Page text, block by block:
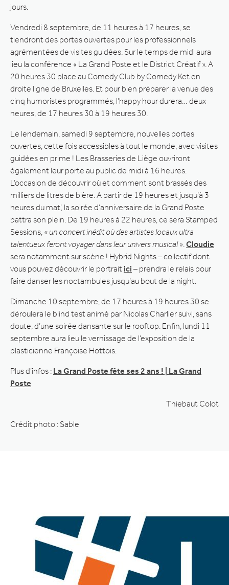
jours.
Vendredi 8 septembre, de 11 heures à 17 heures, se
tiendront des portes ouvertes pour les professionnels
agrémentées de visites guidées. Sur le temps de midi aura
lieu la conférence « La Grand Poste et le District Créatif ». A
20 heures 30 place au Comedy Club by Comedy Ket en
droite ligne de Bruxelles. Et pour bien préparer la venue des
cinq humoristes programmés, l’happy hour durera… deux
heures, de 17 heures 30 à 19 heures 30.
Le lendemain, samedi 9 septembre, nouvelles portes
ouvertes, cette fois accessibles à tout le monde, avec visites
guidées en prime ! Les Brasseries de Liège ouvriront
également leur porte au public de midi à 16 heures.
L’occasion de découvrir où et comment sont brassés des
milliers de litres de bière. A partir de 19 heures et jusqu’à 3
heures du mat’, la soirée d’anniversaire de la Grand Poste
battra son plein. De 19 heures à 22 heures, ce sera Stamped
Sessions, « un concert inédit où des artistes locaux ultra
talentueux feront voyager dans leur univers musical » Cloudie
sera notamment sur scène ! Hybrid Nights – collectif dont
vous pouvez découvrir le portrait ici – prendra le relais pour
faire danser les noctambules jusqu’au bout de la night.
Dimanche 10 septembre, de 17 heures à 19 heures 30 se
déroulera le blind test animé par Nicolas Charlier suivi, sans
doute, d’une soirée dansante sur le rooftop. Enfin, lundi 11
septembre aura lieu le vernissage de l’exposition de la
plasticienne Françoise Hottois.
Plus d’infos : La Grand Poste fête ses 2 ans ! | La Grand
Poste
Thiebaut Colot
Crédit photo : Sable